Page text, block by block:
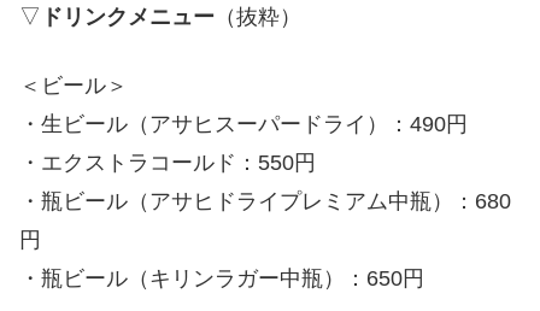
▽ ドリンクメニュー （抜粋）
＜ビール＞
・生ビール（アサヒスーパードライ）：490円
・エクストラコールド：550円
・瓶ビール（アサヒドライプレミアム中瓶）：680
円
・瓶ビール（キリンラガー中瓶）：650円